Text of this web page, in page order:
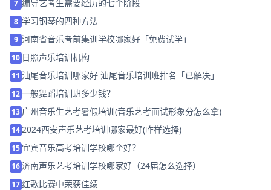
7 编导艺考生需要经历的七个阶段
8 学习钢琴的四种方法
9 河南省音乐考前集训学校哪家好「免费试学」
10 日照声乐培训机构
11 汕尾音乐培训哪家好 汕尾音乐培训班排名「已解决」
12一般舞蹈培训班多少钱？
13 广州音乐生艺考暑假培训(音乐艺考面试形象分怎么拿)
14 2024西安声乐艺考培训哪家最好(咋样选择)
15 宜宾音乐高考培训学校哪个好？
16 济南声乐艺考培训学校哪家好（24届怎么选择）
17红歌比赛中荣获佳绩